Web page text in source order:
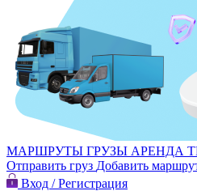
МАРШРУТЫ ГРУЗЫ АРЕНДА
Отправить груз Добавить
Вход / Регистрация